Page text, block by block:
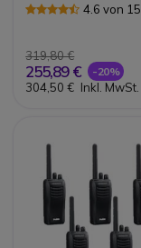
4.6 von 15
319,80 €
255,89 € -20%
304,50 € Inkl. MwSt.